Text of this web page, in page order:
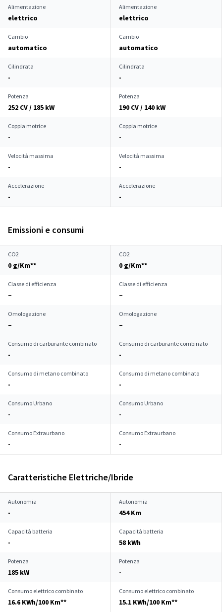
Alimentazione
elettrico
Alimentazione
elettrico
Cambio
automatico
Cambio
automatico
Cilindrata
-
Cilindrata
-
Potenza
252 CV / 185 kW
Potenza
190 CV / 140 kW
Coppia motrice
-
Coppia motrice
-
Velocità massima
-
Velocità massima
-
Accelerazione
-
Accelerazione
-
Emissioni e consumi
CO2
0 g/Km**
CO2
0 g/Km**
Classe di efficienza
–
Classe di efficienza
–
Omologazione
–
Omologazione
–
Consumo di carburante combinato
-
Consumo di carburante combinato
-
Consumo di metano combinato
-
Consumo di metano combinato
-
Consumo Urbano
-
Consumo Urbano
-
Consumo Extraurbano
-
Consumo Extraurbano
-
Caratteristiche Elettriche/Ibride
Autonomia
-
Autonomia
454 Km
Capacità batteria
-
Capacità batteria
58 kWh
Potenza
185 kW
Potenza
-
Consumo elettrico combinato
16.6 KWh/100 Km**
Consumo elettrico combinato
15.1 KWh/100 Km**